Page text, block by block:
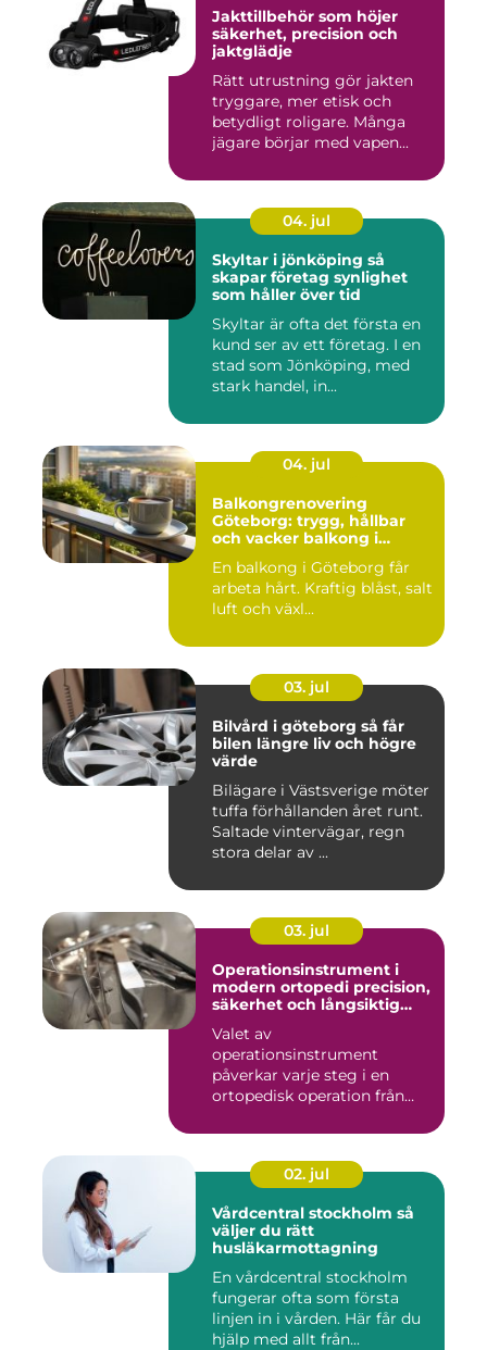
Jakttillbehör som höjer
säkerhet, precision och
jaktglädje
Rätt utrustning gör jakten
tryggare, mer etisk och
betydligt roligare. Många
jägare börjar med vapen...
04. jul
Skyltar i jönköping så
skapar företag synlighet
som håller över tid
Skyltar är ofta det första en
kund ser av ett företag. I en
stad som Jönköping, med
stark handel, in...
04. jul
Balkongrenovering
Göteborg: trygg, hållbar
och vacker balkong i
En balkong i Göteborg får
arbeta hårt. Kraftig blåst, salt
luft och växl...
03. jul
Bilvård i göteborg så får
bilen längre liv och högre
värde
Bilägare i Västsverige möter
tuffa förhållanden året runt.
Saltade vintervägar, regn
stora delar av ...
03. jul
Operationsinstrument i
modern ortopedi precision,
säkerhet och långsiktig
Valet av
operationsinstrument
påverkar varje steg i en
ortopedisk operation från
02. jul
Vårdcentral stockholm så
väljer du rätt
husläkarmottagning
En vårdcentral stockholm
fungerar ofta som första
linjen in i vården. Här får du
hjälp med allt från...